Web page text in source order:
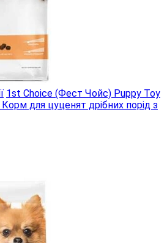
1st Choice (Фест Чойс) Puppy Toy
​​для цуценят дрібних порід з